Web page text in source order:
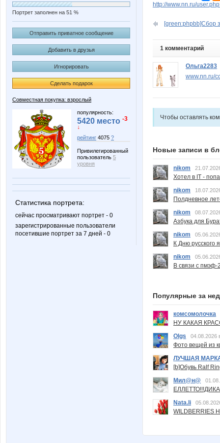
Портрет заполнен на 51 %
Отправить приватное сообщение
Добавить в друзья
Игнорировать
Сделать подарок
Совместная покупка: взрослый
популярность:
5420 место -3
↓
рейтинг 4075 ?
Привилегированный
пользователь 5
уровня
Статистика портрета:
сейчас просматривают портрет - 0
зарегистрированные пользователи
посетившие портрет за 7 дней - 0
http://www.nn.ru/
[green:phpbb]Сбор
1 комментарий
Ольга2283
www.nn.ru/
Чтобы оставлять
Новые записи в
nikom
Хотел в IT -
nikom
Полдневное
nikom
Азбука для
nikom
К Дню русского
nikom
В связи с пмэф-
Популярные за
комсомолочка
НУ КАКАЯ
Olgs
04.08.2026
Фото вещей из
ЛУЧШАЯ
[b]Обувь Ralf
Мил@н@
Nata.li